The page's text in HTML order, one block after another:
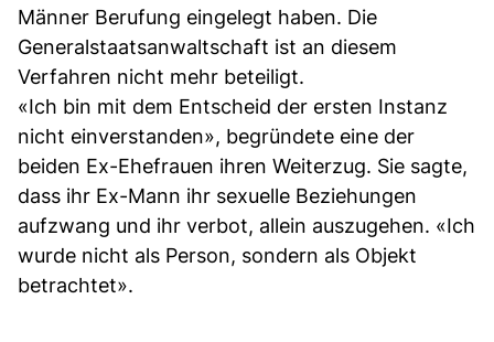
Männer Berufung eingelegt haben. Die
Generalstaatsanwaltschaft ist an diesem
Verfahren nicht mehr beteiligt.
«Ich bin mit dem Entscheid der ersten Instanz
nicht einverstanden», begründete eine der
beiden Ex-Ehefrauen ihren Weiterzug. Sie sagte,
dass ihr Ex-Mann ihr sexuelle Beziehungen
aufzwang und ihr verbot, allein auszugehen. «Ich
wurde nicht als Person, sondern als Objekt
betrachtet».